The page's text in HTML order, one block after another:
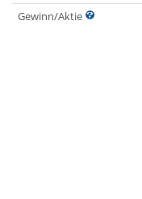
Gewinn/Aktie